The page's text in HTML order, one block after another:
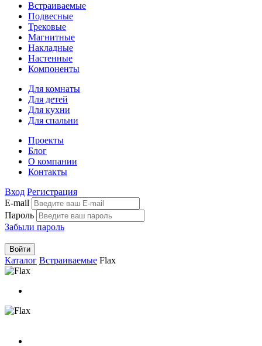
Встраиваемые
Подвесные
Трековые
Магнитные
Накладные
Настенные
Компоненты
Для комнаты
Для детей
Для кухни
Для спальни
Проекты
Блог
О компании
Контакты
Вход Регистрация
E-mail
Пароль
Забыли пароль
Войти
Каталог Встраиваемые Flax